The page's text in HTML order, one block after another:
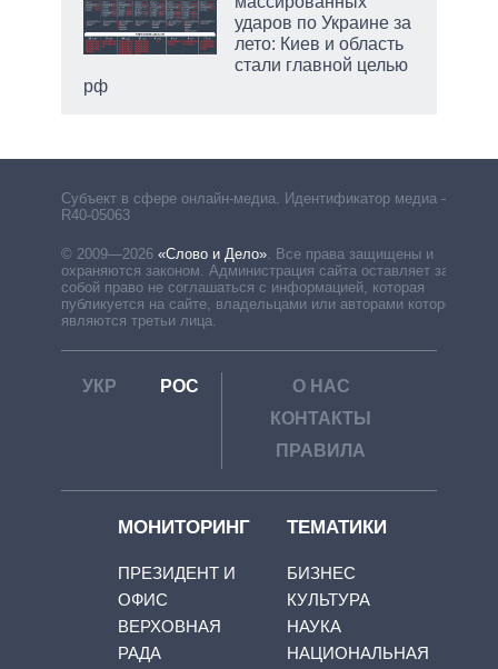
ударов по Украине за
лето: Киев и область
стали главной целью
рф
Субъект в сфере онлайн-медиа. Идентификатор медиа –
R40-05063
© 2009—2026 «Слово и Дело» Все права защищены и
охраняются законом. Администрация сайта оставляет за
собой право не соглашаться с информацией, которая
публикуется на сайте, владельцами или авторами которой
являются третьи лица.
УКР РОС
О НАС
КОНТАКТЫ
ПРАВИЛА
МОНИТОРИНГ
ПРЕЗИДЕНТ И
ОФИС
ВЕРХОВНАЯ
РАДА
ТЕМАТИКИ
БИЗНЕС
КУЛЬТУРА
НАУКА
НАЦИОНАЛЬНАЯ